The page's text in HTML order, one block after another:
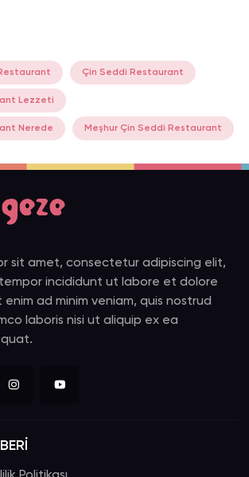
Çin Seddi Restaurant
Lezzeti
Nerede Meşhur Çin Seddi Restaurant
sit amet, consectetur adipiscing elit,
incididunt ut labore et dolore
ad minim veniam, quis nostrud
laboris nisi ut aliquip ex ea